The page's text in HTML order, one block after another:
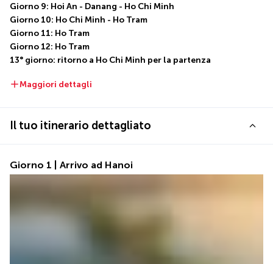
Giorno 9: Hoi An - Danang - Ho Chi Minh
Giorno 10: Ho Chi Minh - Ho Tram
Giorno 11: Ho Tram
Giorno 12: Ho Tram
13° giorno: ritorno a Ho Chi Minh per la partenza
Maggiori dettagli
Il tuo itinerario dettagliato
Giorno 1 | Arrivo ad Hanoi